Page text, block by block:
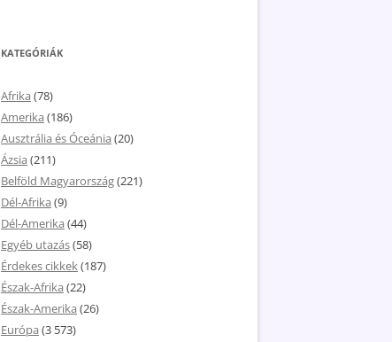
KATEGÓRIÁK
Afrika (78)
Amerika (186)
Ausztrália és Óceánia (20)
Ázsia (211)
Belföld Magyarország(221)
Dél-Afrika (9)
Dél-Amerika (44)
Egyéb utazás(58)
Érdekes cikkek(187)
Észak-Afrika (22)
Észak-Amerika (26)
Európa (3 573)